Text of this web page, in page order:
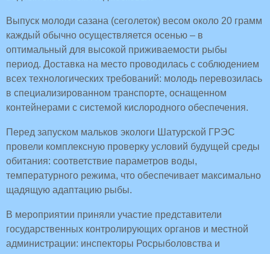
Выпуск молоди сазана (сеголеток) весом около 20 грамм
каждый обычно осуществляется осенью – в
оптимальный для высокой приживаемости рыбы
период. Доставка на место проводилась с соблюдением
всех технологических требований: молодь перевозилась
в специализированном транспорте, оснащенном
контейнерами с системой кислородного обеспечения.
Перед запуском мальков экологи Шатурской ГРЭС
провели комплексную проверку условий будущей среды
обитания: соответствие параметров воды,
температурного режима, что обеспечивает максимально
щадящую адаптацию рыбы.
В мероприятии приняли участие представители
государственных контролирующих органов и местной
администрации: инспекторы Росрыболовства и